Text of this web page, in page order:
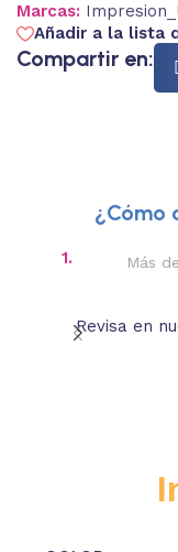
Marcas:
Añadir a la lista
Compartir en:
¿Cómo
1. Más
Revisa en